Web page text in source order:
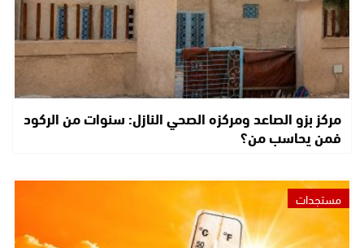
مركز بزو الصاعد ومركزه الصحي النازل: سنوات من الركود
فمن يحاسب من؟
مستجدات